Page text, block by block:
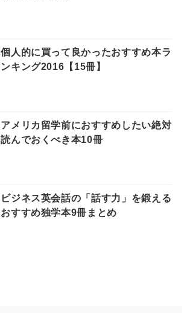
個人的に買って良かったおすすめ本ラ
ンキング2016【15冊】
アメリカ留学前におすすめしたい絶対
読んでおくべき本10冊
ビジネス英会話の「話す力」を鍛える
おすすめ独学本9冊まとめ